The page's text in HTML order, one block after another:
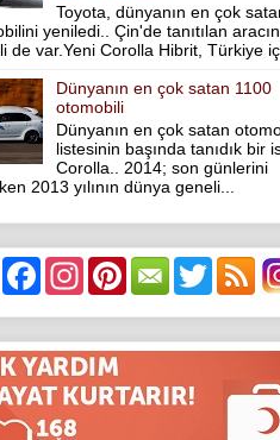
Toyota, dünyanın en çok
yeniledi.. Çin'de tanıtılan
de var.Yeni Corolla Hibrit, Türkiye
Dünyanın en çok satan 1100
otomobili
Dünyanın en çok satan
listesinin başında tanıdık bir
Corolla.. 2014; son günlerini
2013 yılının dünya geneli...
T
w
e
F
e
b
o
o
k
t
a
g
r
a
P
t
e
s
T
t
t